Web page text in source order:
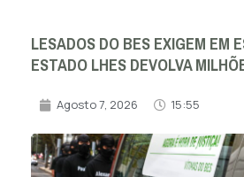
LESADOS DO BES EXIGEM EM
ESTADO LHES DEVOLVA
Agosto 7, 2026 15:55